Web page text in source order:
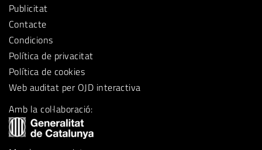
Publicitat
Contacte
Condicions
Política de privacitat
Política de cookies
Web auditat per OJD interactiva
Amb la col·laboració: